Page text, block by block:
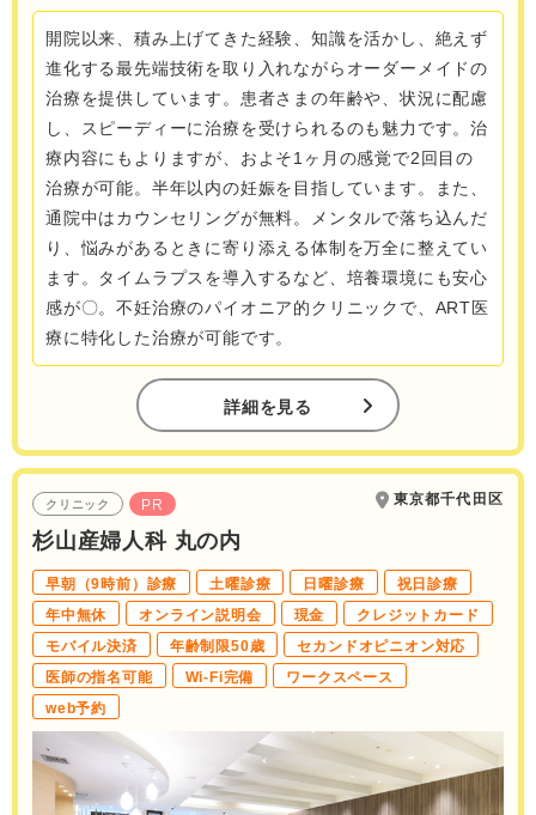
開院以来、積み上げてきた経験、知識を活かし、絶えず
進化する最先端技術を取り入れながらオーダーメイドの
治療を提供しています。患者さまの年齢や、状況に配慮
し、スピーディーに治療を受けられるのも魅力です。治
療内容にもよりますが、およそ1ヶ月の感覚で2回目の
治療が可能。半年以内の妊娠を目指しています。また、
通院中はカウンセリングが無料。メンタルで落ち込んだ
り、悩みがあるときに寄り添える体制を万全に整えてい
ます。タイムラプスを導入するなど、培養環境にも安心
感が〇。不妊治療のパイオニア的クリニックで、ART医
療に特化した治療が可能です。
詳細を見る
クリニック PR 東京都千代田区
杉山産婦人科 丸の内
早朝（9時前）診療 土曜診療 日曜診療
祝日診療
年中無休
オンライン説明会 現金
クレジットカード
モバイル決済
年齢制限50歳
セカンドオピニオン対応
医師の指名可能
Wi-Fi完備
ワークスペース
web予約